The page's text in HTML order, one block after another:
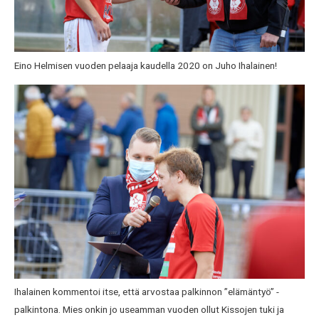
Eino Helmisen vuoden pelaaja kaudella 2020 on Juho Ihalainen!
Ihalainen kommentoi itse, että arvostaa palkinnon ”elämäntyö” -
palkintona. Mies onkin jo useamman vuoden ollut Kissojen tuki ja